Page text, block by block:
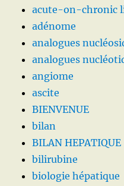
acute-on-chronic
adénome
analogues
analogues
angiome
ascite
BIENVENUE
bilan
BILAN HEPATIQUE
bilirubine
biologie hépatique